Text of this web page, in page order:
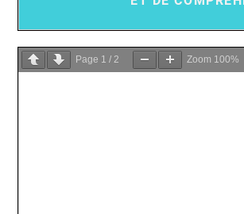
Page 1 / 2 Zoom 100%